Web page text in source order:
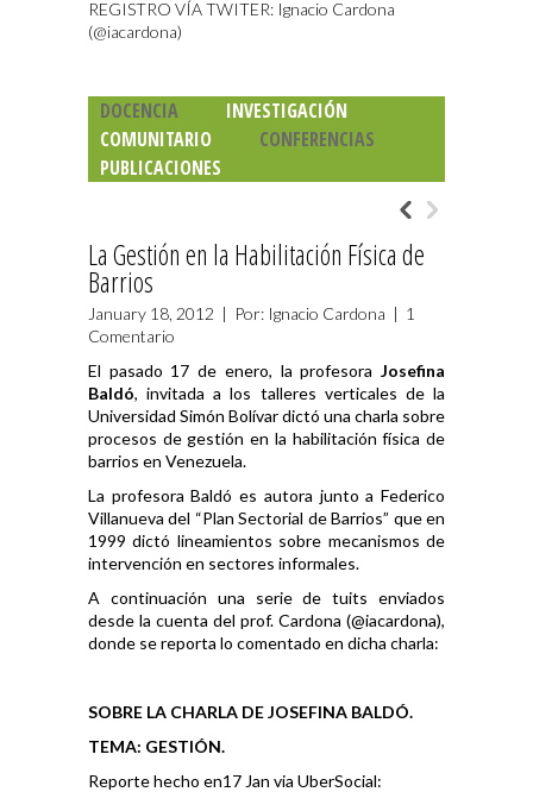
REGISTRO VÍA TWITER: Ignacio Cardona
(@iacardona)
DOCENCIA
INVESTIGACIÓN
COMUNITARIO
CONFERENCIAS
PUBLICACIONES
La Gestión en la Habilitación Física de
Barrios
January 18, 2012 | Por: Ignacio Cardona | 1
Comentario
El pasado 17 de enero, la profesora Josefina
Baldó, invitada a los talleres verticales de la
Universidad Simón Bolívar dictó una charla sobre
procesos de gestión en la habilitación física de
barrios en Venezuela.
La profesora Baldó es autora junto a Federico
Villanueva del “Plan Sectorial de Barrios” que en
1999 dictó lineamientos sobre mecanismos de
intervención en sectores informales.
A continuación una serie de tuits enviados
desde la cuenta del prof. Cardona (@iacardona),
donde se reporta lo comentado en dicha charla:
SOBRE LA CHARLA DE JOSEFINA BALDÓ.
TEMA: GESTIÓN.
Reporte hecho en17 Jan via UberSocial: